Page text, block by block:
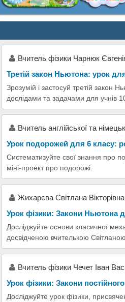
Вчитель фізики Чарнюк
Третій закон Ньютона: урок
Зрозумій і застосуй третій закон
дослідами та задачами для учнів
Вчитель англійської та
Урок подорожей для 6 класу:
Систематизуйте свої знання про
міні-проект про подорожі.
Жихарєва Світлана
Урок фізики: Закони Ньютона
Досліджуйте основи класичної
досвідченою вчителькою
Вчитель фізики Чечет Іван
Урок фізики: Закони
Досліджуйте урок фізики,